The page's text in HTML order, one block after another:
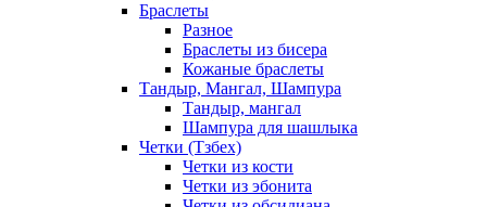
Браслеты
Разное
Браслеты из бисера
Кожаные браслеты
Тандыр, Мангал, Шампура
Тандыр, мангал
Шампура для шашлыка
Четки (Тзбех)
Четки из кости
Четки из эбонита